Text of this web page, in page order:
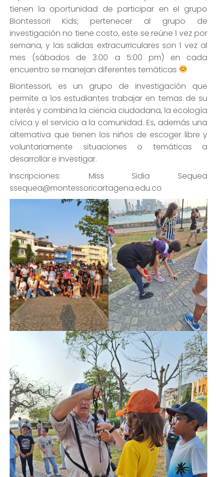
tienen la oportunidad de participar en el grupo
Biontessori Kids; pertenecer al grupo de
investigación no tiene costo, este se reúne 1 vez por
semana, y las salidas extracurriculares son 1 vez al
mes (sábados de 3:00 a 5:00 pm) en cada
encuentro se manejan diferentes temáticas
Biontessori, es un grupo de investigación que
permite a los estudiantes trabajar en temas de su
interés y combina la ciencia ciudadana, la ecología
cívica y el servicio a la comunidad. Es, además una
alternativa que tienen los niños de escoger libre y
voluntariamente situaciones o temáticas a
desarrollar e investigar.
Inscripciones: Miss Sidia Sequea
ssequea@montessoricartagena.edu.co